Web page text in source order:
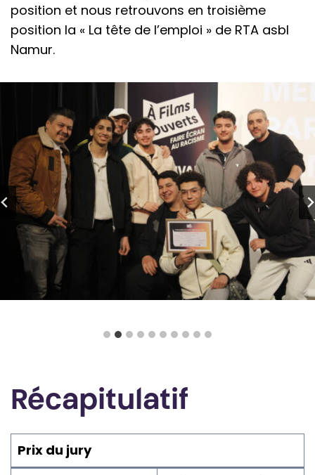
position et nous retrouvons en troisième
position la « La tête de l’emploi » de RTA asbl
Namur.
Récapitulatif
Prix du jury